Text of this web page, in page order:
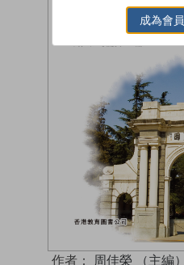
作者： 周佳榮 （主編）
成為會員